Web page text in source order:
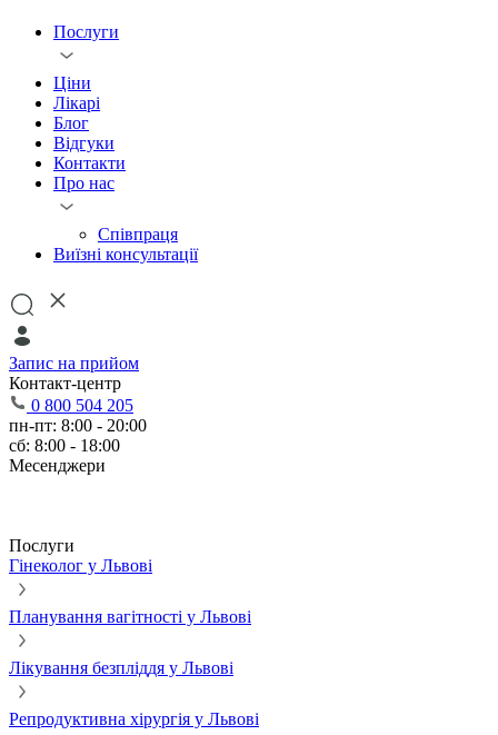
Послуги
Ціни
Лікарі
Блог
Відгуки
Контакти
Про нас
Співпраця
Виїзні консультації
Запис на прийом
Контакт-центр
0 800 504 205
пн-пт: 8:00 - 20:00
сб: 8:00 - 18:00
Месенджери
Послуги
Гінеколог у Львові
Планування вагітності у Львові
Лікування безпліддя у Львові
Репродуктивна хірургія у Львові